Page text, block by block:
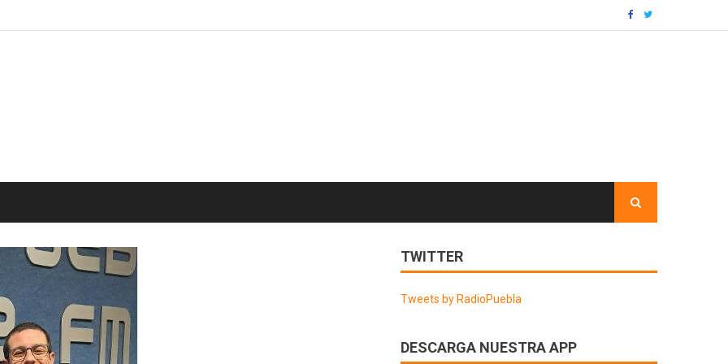
TWITTER
Tweets by RadioPuebla
DESCARGA NUESTRA APP